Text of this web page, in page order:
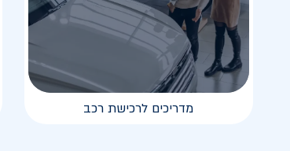
מדריכים לרכישת רכב